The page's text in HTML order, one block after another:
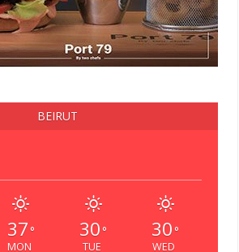
BEIRUT
37 °
MON
30 °
TUE
30 °
WED